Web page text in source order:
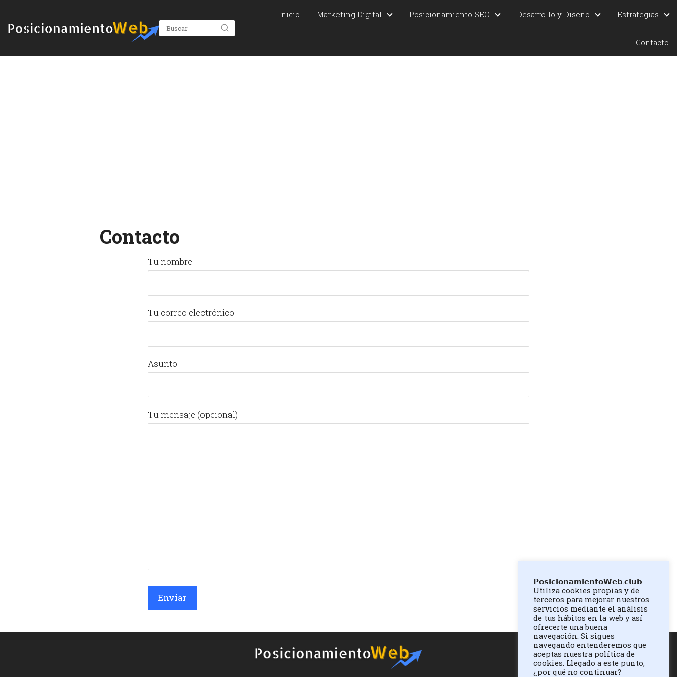
Inicio Marketing Digital Posicionamiento SEO Desarrollo y Diseño Estrategias
Contacto
Contacto
Tu nombre
Tu correo electrónico
Asunto
Tu mensaje (opcional)
𝗣𝗼𝘀𝗶𝗰𝗶𝗼𝗻𝗮𝗺𝗶𝗲𝗻𝘁𝗼𝗪𝗲𝗯.𝗰𝗹𝘂𝗯
Utiliza cookies propias y de
terceros para mejorar nuestros
servicios mediante el análisis
de tus hábitos en la web y así
ofrecerte una buena
navegación. Si sigues
navegando entenderemos que
aceptas nuestra política de
cookies. Llegado a este punto,
¿por qué no continuar?